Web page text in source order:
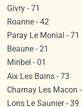
Givry - 71
Roanne - 42
Paray Le Monial - 71
Beaune - 21
Miribel - 01
Aix Les Bains - 73
Charnay Les Macon -
Lons Le Saunier - 39